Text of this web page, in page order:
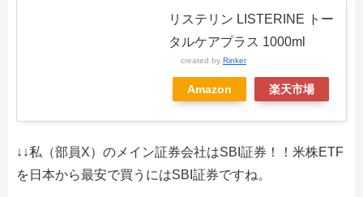
リステリン LISTERINE トー
タルケアプラス 1000ml
created by Rinker
Amazon 楽天市場
↓↓私（部員X）のメイン証券会社はSBI証券！！米株ETF
を日本から最安で買うにはSBI証券ですね。